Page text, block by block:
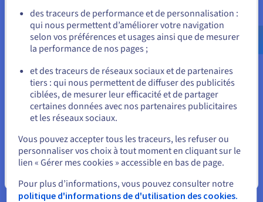
le
Règlement général sur la protection des
données (RGPD). Bien qu’elle demande le moins
d’informations possible (il n’est pas nécessaire de
s’inscrire pour utiliser la plateforme), l’entreprise
est soutenue par la sécurité et la transparence
qu’OVHcloud applique à ses politiques de
stockage et de protection des données. OVHcloud
permet à sa clientèle de savoir à tout moment où
ses serveurs sont hébergés et assure la
confidentialité de ses données. Cela permet ainsi
d’améliorer la traçabilité et de renforcer la
protection des données sensibles de leurs
utilisatrices et utilisateurs.
Allez sur le site États-Unis
us.ovhcloud.com/
Anglais USD - $
ou
Rester sur le site actuel
Sélectionner un autre site web
des traceurs de performance et de personnalisation :
qui nous permettent d’améliorer votre navigation
selon vos préférences et usages ainsi que de mesurer
la performance de nos pages ;
et des traceurs de réseaux sociaux et de partenaires
tiers : qui nous permettent de diffuser des publicités
ciblées, de mesurer leur efficacité et de partager
certaines données avec nos partenaires publicitaires
et les réseaux sociaux.
Vous pouvez accepter tous les traceurs, les refuser ou
personnaliser vos choix à tout moment en cliquant sur le
lien « Gérer mes cookies » accessible en bas de page.
Pour plus d’informations, vous pouvez consulter notre
politique d'informations de d'utilisation des cookies.